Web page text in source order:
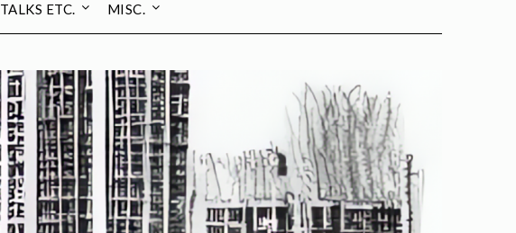
TALKS ETC. MISC.